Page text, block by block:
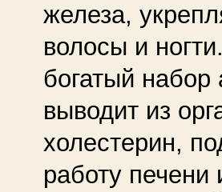
железа,
волосы и
богатый набор
выводит из
холестерин,
работу печени